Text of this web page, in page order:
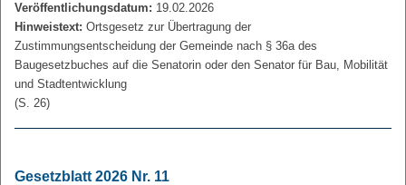
Veröffentlichungsdatum: 19.02.2026
Hinweistext: Ortsgesetz zur Übertragung der
Zustimmungsentscheidung der Gemeinde nach § 36a des
Baugesetzbuches auf die Senatorin oder den Senator für Bau, Mobilität
und Stadtentwicklung
(S. 26)
Gesetzblatt 2026 Nr. 11